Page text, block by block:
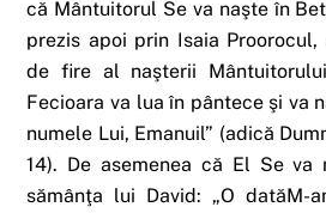
că Mântuitorul Se va naşte în
prezis apoi prin Isaia
de fire al naşterii
Fecioara va lua în pântece şi va
numele Lui, Emanuil” (adică
14). De asemenea că El Se
sămânţa lui David: „O datăM-